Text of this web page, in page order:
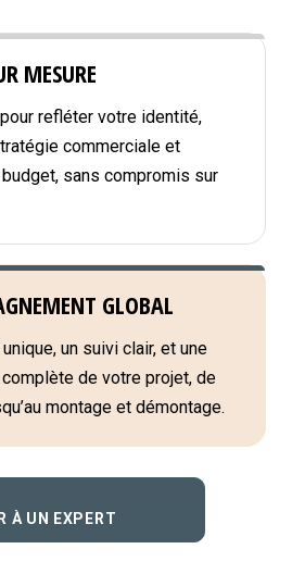
MESURE
refléter votre identité,
commerciale et
sans compromis sur
GLOBAL
un suivi clair, et une
de votre projet, de
montage et démontage.
À UN EXPERT